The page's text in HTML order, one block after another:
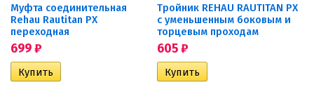
Муфта соединительная
Rehau Rautitan PX
переходная
699₽
Тройник REHAU RAUTITAN PX
с уменьшенным боковым и
торцевым проходам
605₽